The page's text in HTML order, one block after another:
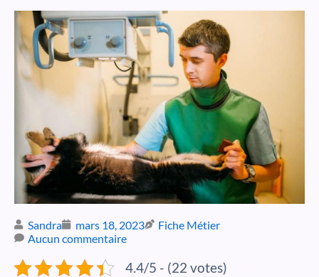
Sandra mars 18, 2023
Fiche Métier
Aucun commentaire
4.4/5 - (22 votes)